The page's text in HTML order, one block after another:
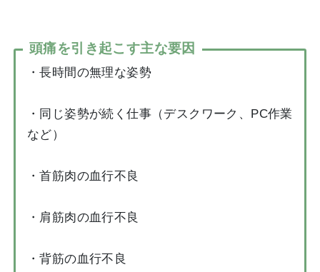
頭痛を引き起こす主な要因
・長時間の無理な姿勢
・同じ姿勢が続く仕事（デスクワーク、PC作業
など）
・首筋肉の血行不良
・肩筋肉の血行不良
・背筋の血行不良